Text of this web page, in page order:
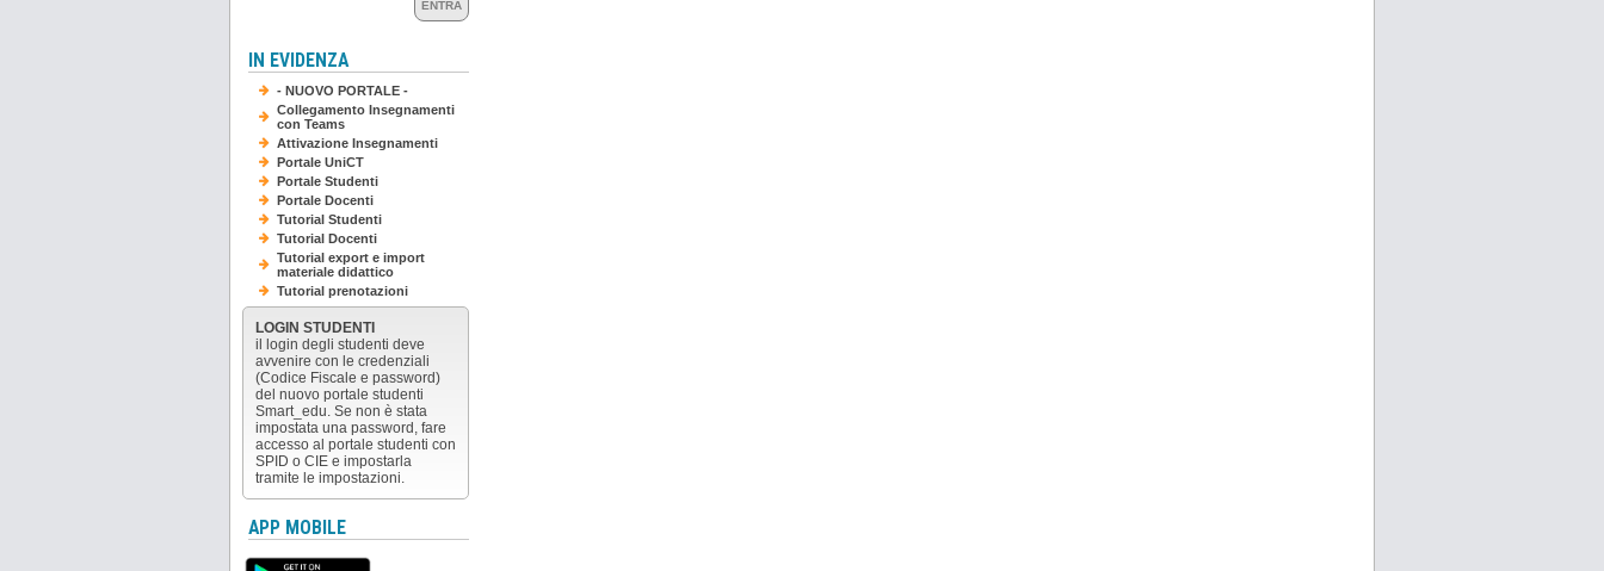
ENTRA
IN EVIDENZA
- NUOVO PORTALE -
Collegamento Insegnamenti
con Teams
Attivazione Insegnamenti
Portale UniCT
Portale Studenti
Portale Docenti
Tutorial Studenti
Tutorial Docenti
Tutorial export e import
materiale didattico
Tutorial prenotazioni
LOGIN STUDENTI
il login degli studenti deve
avvenire con le credenziali
(Codice Fiscale e password)
del nuovo portale studenti
Smart_edu. Se non è stata
impostata una password, fare
accesso al portale studenti con
SPID o CIE e impostarla
tramite le impostazioni.
APP MOBILE